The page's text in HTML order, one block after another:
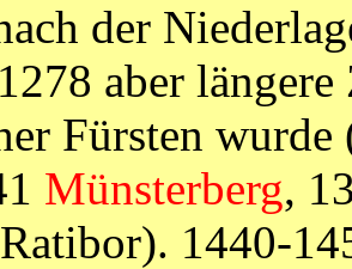
der
aber
Fürsten
Münsterberg,
1440-